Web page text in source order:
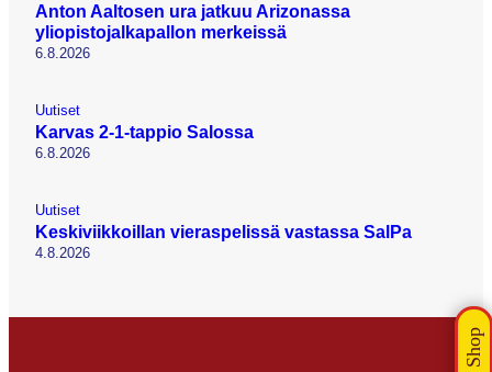
Anton Aaltosen ura jatkuu Arizonassa
yliopistojalkapallon merkeissä
6.8.2026
Uutiset
Karvas 2-1-tappio Salossa
6.8.2026
Uutiset
Keskiviikkoillan vieraspelissä vastassa SalPa
4.8.2026